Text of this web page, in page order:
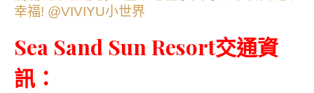
Sea Sand Sun Resort交通資
訊：